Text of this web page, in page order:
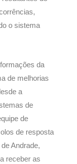
o sistema
da
de melhorias
a
de
de
de resposta
Andrade,
receber as